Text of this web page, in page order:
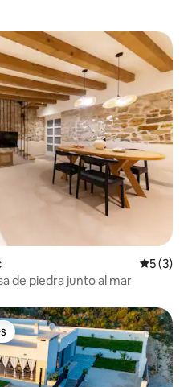
5 (3)
de piedra junto al mar
huéspedes